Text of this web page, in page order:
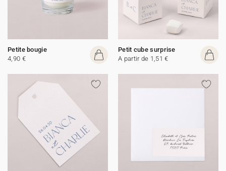
Petite bougie
4,90 €
Petit cube surprise
A partir de 1,51 €